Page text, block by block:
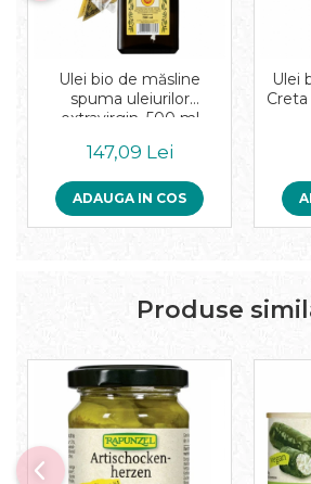
Ulei bio de măsline
spuma uleiurilor
extravirgin, 500 ml
147,09 Lei
ADAUGA IN COS
Ulei
Produse